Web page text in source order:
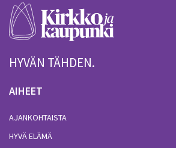
HYVÄN TÄHDEN.
AIHEET
AJANKOHTAISTA
HYVÄ ELÄMÄ